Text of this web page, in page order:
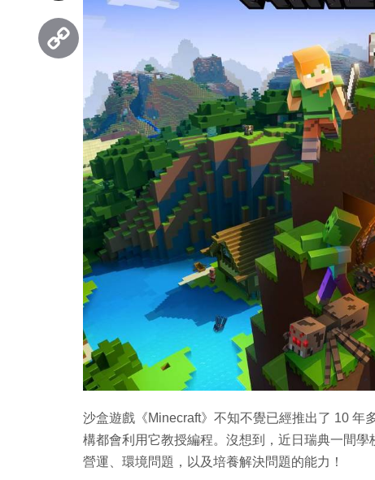
沙盒遊戲《Minecraft》不知不覺已經推出了 10 年
構都會利用它教授編程。沒想到，近日瑞典一間
營運、環境問題，以及培養解決問題的能力！
Threads
Link